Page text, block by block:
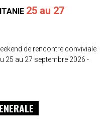
25 au 27
de rencontre conviviale
25 au 27 septembre 2026 -